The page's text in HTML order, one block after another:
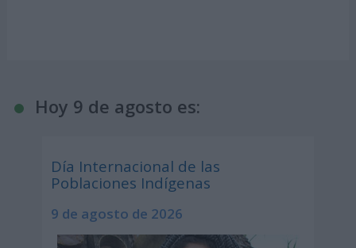
Hoy 9 de agosto es:
Día Internacional de las
Poblaciones Indígenas
9 de agosto de 2026